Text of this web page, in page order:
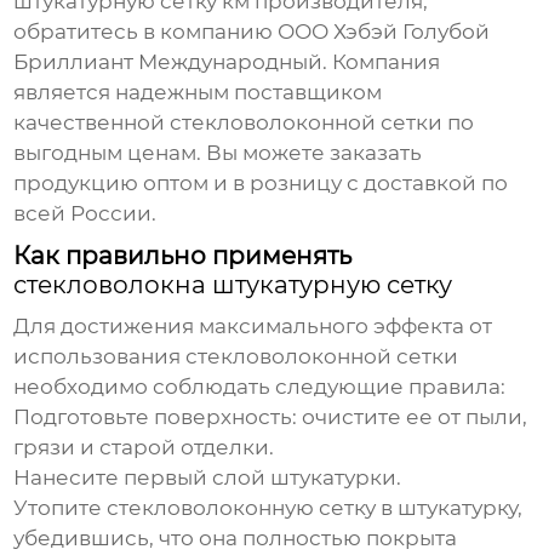
обратитесь в компанию ООО Хэбэй Голубой
Бриллиант Международный. Компания
является надежным поставщиком
качественной стекловолоконной сетки по
выгодным ценам. Вы можете заказать
продукцию оптом и в розницу с доставкой по
всей России.
Как правильно применять
стекловолокна штукатурную сетку
Для достижения максимального эффекта от
использования стекловолоконной сетки
необходимо соблюдать следующие правила:
Подготовьте поверхность: очистите ее от пыли,
грязи и старой отделки.
Нанесите первый слой штукатурки.
Утопите стекловолоконную сетку в штукатурку,
убедившись, что она полностью покрыта